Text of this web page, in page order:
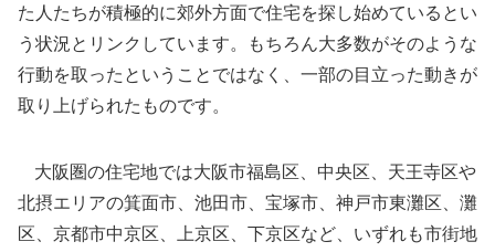
た人たちが積極的に郊外方面で住宅を探し始めているとい
う状況とリンクしています。もちろん大多数がそのような
行動を取ったということではなく、一部の目立った動きが
取り上げられたものです。
大阪圏の住宅地では大阪市福島区、中央区、天王寺区や
北摂エリアの箕面市、池田市、宝塚市、神戸市東灘区、灘
区、京都市中京区、上京区、下京区など、いずれも市街地